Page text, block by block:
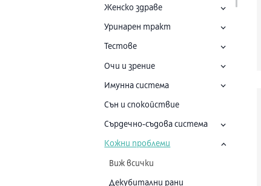
Женско здраве
Уринарен тракт
Тестове
Очи и зрение
Имунна система
Сън и спокойствие
Сърдечно-съдова система
Кожни проблеми
Виж всички
Декубитални рани